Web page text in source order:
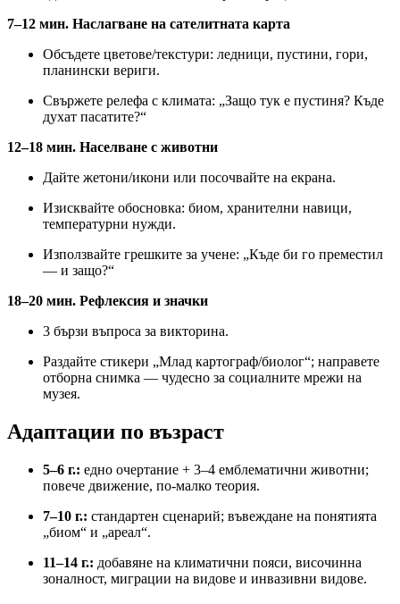
7–12 мин. Наслагване на сателитната карта
Обсъдете цветове/текстури: ледници, пустини, гори,
планински вериги.
Свържете релефа с климата: „Защо тук е пустиня? Къде
духат пасатите?“
12–18 мин. Населване с животни
Дайте жетони/икони или посочвайте на екрана.
Изисквайте обосновка: биом, хранителни навици,
температурни нужди.
Използвайте грешките за учене: „Къде би го преместил
— и защо?“
18–20 мин. Рефлексия и значки
3 бързи въпроса за викторина.
Раздайте стикери „Млад картограф/биолог“; направете
отборна снимка — чудесно за социалните мрежи на
музея.
Адаптации по възраст
5–6 г.: едно очертание + 3–4 емблематични животни;
повече движение, по-малко теория.
7–10 г.: стандартен сценарий; въвеждане на понятията
„биом“ и „ареал“.
11–14 г.: добавяне на климатични пояси, височинна
зоналност, миграции на видове и инвазивни видове.